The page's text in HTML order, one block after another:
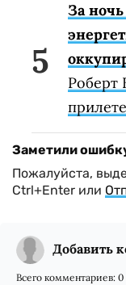
За
Роберт
Заметили
Пожалуйста,
Ctrl+Enter или
Добавить
Всего комментариев: 0